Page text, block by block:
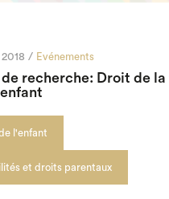
/ Evénements
recherche: Droit de
l'enfant
et droits parentaux